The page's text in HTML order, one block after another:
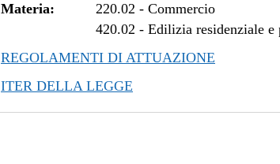
Materia:
220.02 -Commercio
420.02 -Edilizia residenziale e
REGOLAMENTI DI ATTUAZIONE
ITER DELLA LEGGE